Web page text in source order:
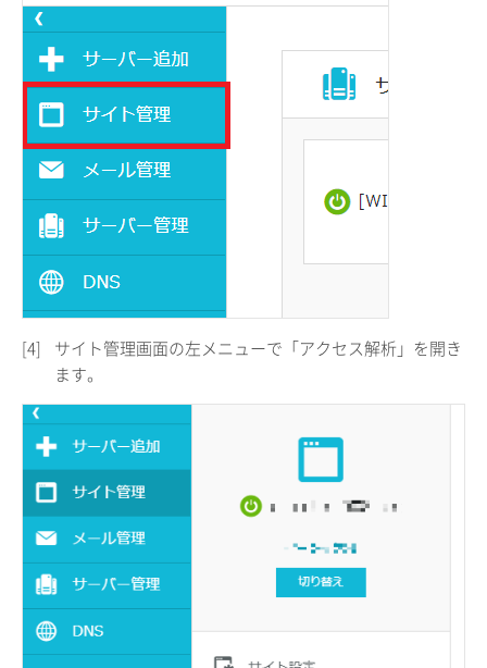
[4]
サイト管理画面の左メニューで「アクセス解析」を開き
ます。